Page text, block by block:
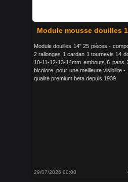
Module mousse douilles
Module douilles 14" 25 pièces -
2 rallonges 1 cardan 1 tournevis 14
10-11-12-13-14mm embouts 6 pans
bicolore. pour une meilleure visibilite
qualité premium beta depuis 1939
29/07/2026 00:00